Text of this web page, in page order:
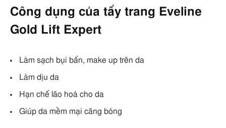
Công dụng của tẩy trang Eveline
Gold Lift Expert
Làm sạch bụi bẩn, make up trên da
Làm dịu da
Hạn chế lão hoá cho da
Giúp da mềm mại căng bóng